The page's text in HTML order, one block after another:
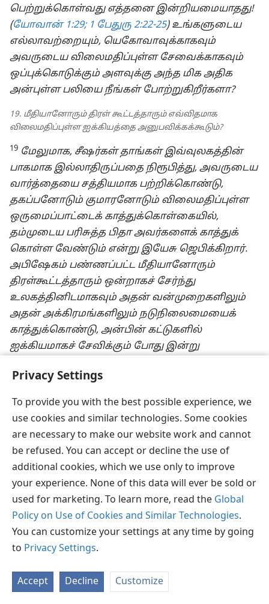
Privacy Settings
To provide you with the best possible experience, we
use cookies and similar technologies. Some cookies
are necessary to make our website work and cannot
be refused. You can accept or decline the use of
additional cookies, which we use only to improve
your experience. None of this data will ever be sold or
used for marketing. To learn more, read the Global
Policy on Use of Cookies and Similar Technologies.
You can customize your settings at any time by going
to Privacy Settings.
Accept Decline Customize
பெற்றுக்கொள்வது எத்தனை இன்றியமையாதது!
(யோவான் 1:29; 1 பேதுரு 2:22-25) உங்களுடைய
எல்லாவற்றையும், யெகோவாவுக்காகவும்
அவருடைய விலைமதிப்புள்ள சேவைக்காகவும்
ஒப்புக்கொடுக்கும் அளவுக்கு அந்த மிக அதிக
அன்புள்ள பலியை நீங்கள் போற்றுகிறீர்களா?
19. மீதியானோரும் திரள் கூட்டத்தாரும் எவ்விதமாக
விலைமதிப்புள்ள ஐக்கியத்தை அனுபவிக்கக்கூடும்?
19 மேலுமாக, சீஷர்கள் தாங்கள் இவ்வுலகத்தின்
பாகமாக இல்லாதிருப்பதை நிரூபித்து, அவருடைய
வார்த்தையை சத்தியமாக பற்றிக்கொண்டு,
தகப்பனோடும் குமாரனோடும் விலைமதிப்புள்ள
ஒருமைப்பாட்டைக் காத்துக்கொள்கையில்,
தம்முடைய பரிசுத்த பிதா அவர்களைக் காத்துக்
கொள்ள வேண்டும் என்று இயேசு ஜெபிக்கிறார்.
அபிஷேகம் பண்ணப்பட்ட மீதியானோரும்
திரள்கூட்டத்தாரும் ஒன்றாகச் சேர்ந்து
உலகத்தினிடமாகவும் அதன் வன்முறைகளிலும்
அதன் அக்கிரமங்களிலும் நடுநிலைமையைக்
காத்துக்கொண்டு, அன்பின் கட்டுகளில்
ஐக்கியமாகச் சேவிக்கும் போது இன்று
பதிலளிக்கப்பட்டில்லையா? தம்முடைய
தகப்பனாகிய யெகோவாவிடமாக இயேசுவின்
முடிவான வார்த்தைகள் எத்தனை
விலைமதிப்புள்ளதாக இருக்கின்றன! “நீர்
என்னிடத்தில் வைத்த அன்பு
அவர்களிடத்திலிருக்கும்படிக்கும், நானும்
அவர்களிலிருக்கும்படிக்கும், உம்முடைய நாமத்தை
அவர்களுக்குத் தெரியப்படுத்தினேன்; இன்னமும்
தெரியப்படுத்துவேன்” என்று இயேசு சொன்னார்.
—
யோவான் 17:14,
20. பொ.ச. 33, நிசான் 14, ஏன் நிச்சயமாக நினைவுகூரப்பட
20 வெளியே கெத்செமனே தோட்டத்துக்குச்